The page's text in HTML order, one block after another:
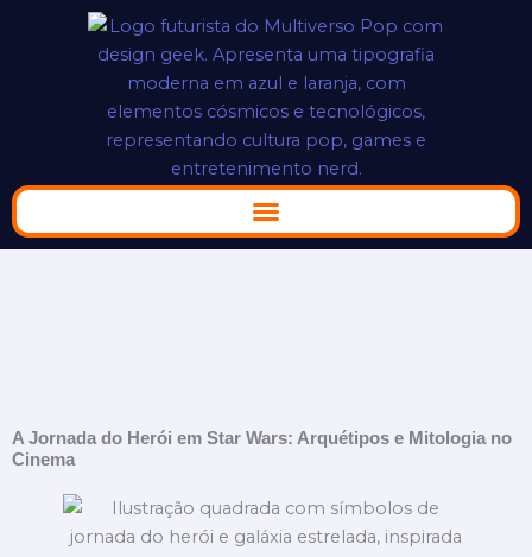
A Jornada do Herói em Star Wars: Arquétipos e Mitologia no
Cinema